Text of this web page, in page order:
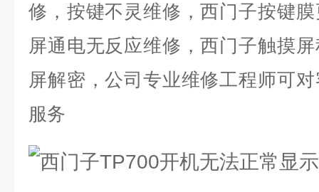
修，按键不灵维修，西门子按键
屏通电无反应维修，西门子触摸
屏解密，公司专业维修工程师可
服务